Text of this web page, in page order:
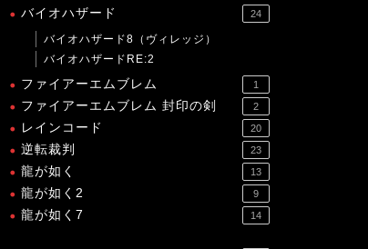
バイオハザード 24
バイオハザード8（ヴィレッジ）
バイオハザードRE:2
ファイアーエムブレム 1
ファイアーエムブレム 封印の剣 2
レインコード 20
逆転裁判 23
龍が如く 13
龍が如く2 9
龍が如く7 14